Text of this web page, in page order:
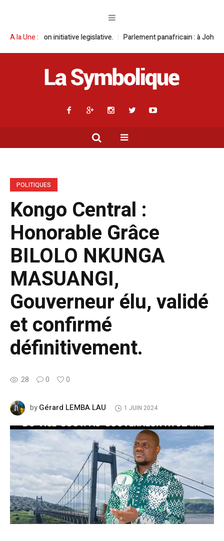
A la Une :
initiative legislative. Parlement panafricain : à Johannesburg, Aimé
POLITIQUES
Kongo Central :
Honorable Grâce
BILOLO NKUNGA
MASUANGI,
Gouverneur élu, validé
et confirmé
définitivement.
28 0 0
byGérard LEMBA LAU 1 JUIN 2024